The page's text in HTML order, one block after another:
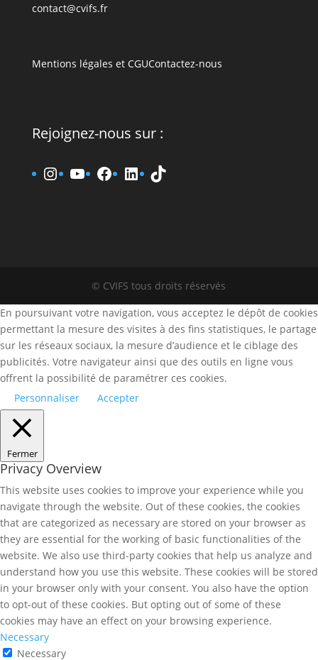
contact@cvifs.fr
Mentions légales et CGUContactez-nous
Rejoignez-nous sur :
www.instagram.fr/cvifs
YouTube
www.facebook.fr/cvifs
www.linkedin.fr/
TikTok
© CVIFS tous droits réservés
En poursuivant votre navigation, vous acceptez le dépôt de cookies
permettant la mesure des visites à des fins statistiques, le partage
sur les réseaux sociaux, la mesure d’audience et le ciblage des
publicités. Votre navigateur ainsi que des outils en ligne vous
offrent la possibilité de paramétrer ces cookies.
Personnaliser
Accepter
Fermer
Privacy Overview
This website uses cookies to improve your experience while you
navigate through the website. Out of these cookies, the cookies
that are categorized as necessary are stored on your browser as
they are essential for the working of basic functionalities of the
website. We also use third-party cookies that help us analyze and
understand how you use this website. These cookies will be stored
in your browser only with your consent. You also have the option
to opt-out of these cookies. But opting out of some of these
cookies may have an effect on your browsing experience.
Necessary
Necessary